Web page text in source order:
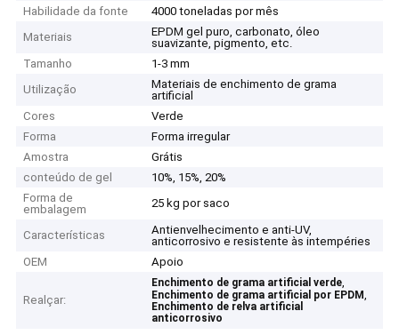
Habilidade da fonte
4000 toneladas por mês
Materiais
EPDM gel puro, carbonato, óleo
suavizante, pigmento, etc.
Tamanho
1-3 mm
Utilização
Materiais de enchimento de grama
artificial
Cores
Verde
Forma
Forma irregular
Amostra
Grátis
conteúdo de gel
10%, 15%, 20%
Forma de
embalagem
25 kg por saco
Características
Antienvelhecimento e anti-UV,
anticorrosivo e resistente às intempéries
OEM
Apoio
Realçar:
Enchimento de grama artificial verde,
Enchimento de grama artificial por EPDM,
Enchimento de relva artificial
anticorrosivo